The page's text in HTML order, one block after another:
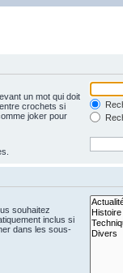
un mot qui doit
entre crochets si
joker pour
souhaitez
inclus si
dans les sous-